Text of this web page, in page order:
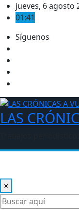
Saltarjueves, 6 agosto
01:41
Síguenos
LAS
×